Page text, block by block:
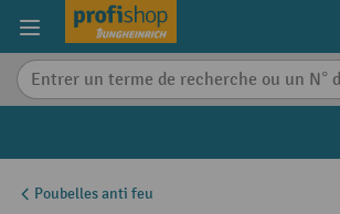
content
Poubelles anti feu